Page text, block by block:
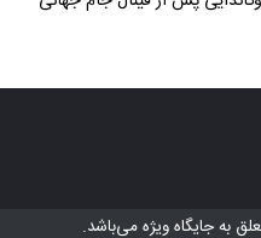
بهجایگاه ویژهمی‌باشد.